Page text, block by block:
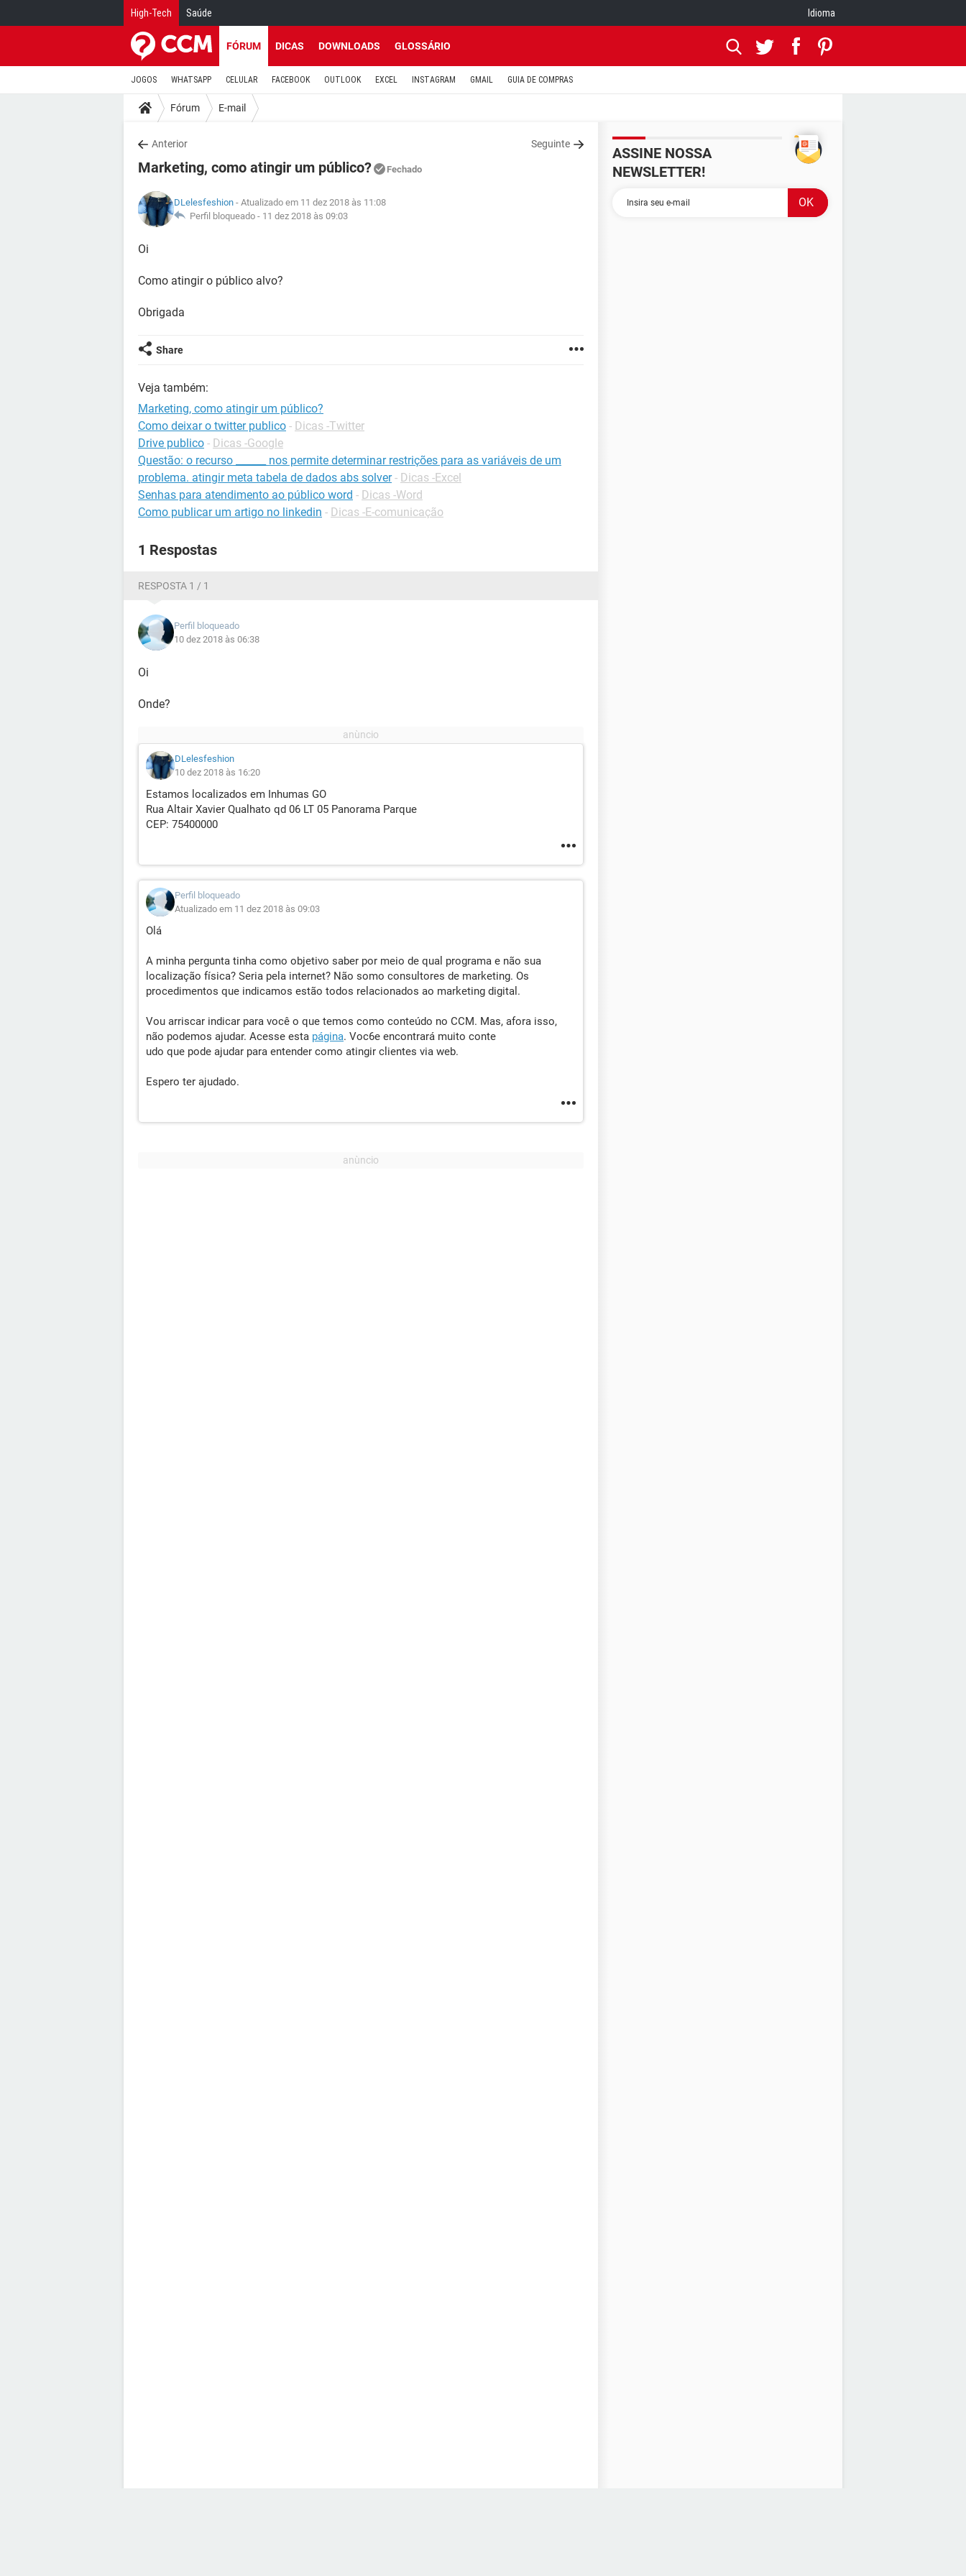
High-Tech Saúde Idioma
FÓRUM DICAS DOWNLOADS GLOSSÁRIO
JOGOS WHATSAPP CELULAR FACEBOOK OUTLOOK EXCEL INSTAGRAM GMAIL GUIA DE COMPRAS
Fórum E-mail
Anterior Seguinte
Marketing, como atingir um público? Fechado
DLelesfeshion - Atualizado em 11 dez 2018 às 11:08
Perfil bloqueado - 11 dez 2018 às 09:03
Oi
Como atingir o público alvo?
Obrigada
Share
Veja também:
Marketing, como atingir um público?
Como deixar o twitter publico - Dicas -Twitter
Drive publico - Dicas -Google
Questão: o recurso ______ nos permite determinar restrições para as variáveis de um
problema. atingir meta tabela de dados abs solver - Dicas -Excel
Senhas para atendimento ao público word - Dicas -Word
Como publicar um artigo no linkedin - Dicas -E-comunicação
1 Respostas
RESPOSTA 1 / 1
Perfil bloqueado
10 dez 2018 às 06:38
Oi
Onde?
DLelesfeshion
10 dez 2018 às 16:20
Estamos localizados em Inhumas GO
Rua Altair Xavier Qualhato qd 06 LT 05 Panorama Parque
CEP: 75400000
Perfil bloqueado
Atualizado em 11 dez 2018 às 09:03
Olá
A minha pergunta tinha como objetivo saber por meio de qual programa e não sua
localização física? Seria pela internet? Não somo consultores de marketing. Os
procedimentos que indicamos estão todos relacionados ao marketing digital.
Vou arriscar indicar para você o que temos como conteúdo no CCM. Mas, afora isso,
não podemos ajudar. Acesse esta página. Voc6e encontrará muito conte
udo que pode ajudar para entender como atingir clientes via web.
Espero ter ajudado.
ASSINE NOSSA
NEWSLETTER!